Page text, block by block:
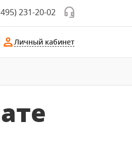
231-20-02
Личный кабинет